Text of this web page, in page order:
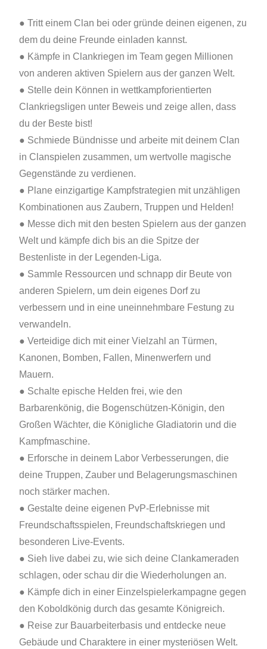
● Tritt einem Clan bei oder gründe deinen eigenen, zu
dem du deine Freunde einladen kannst.
● Kämpfe in Clankriegen im Team gegen Millionen
von anderen aktiven Spielern aus der ganzen Welt.
● Stelle dein Können in wettkampforientierten
Clankriegsligen unter Beweis und zeige allen, dass
du der Beste bist!
● Schmiede Bündnisse und arbeite mit deinem Clan
in Clanspielen zusammen, um wertvolle magische
Gegenstände zu verdienen.
● Plane einzigartige Kampfstrategien mit unzähligen
Kombinationen aus Zaubern, Truppen und Helden!
● Messe dich mit den besten Spielern aus der ganzen
Welt und kämpfe dich bis an die Spitze der
Bestenliste in der Legenden-Liga.
● Sammle Ressourcen und schnapp dir Beute von
anderen Spielern, um dein eigenes Dorf zu
verbessern und in eine uneinnehmbare Festung zu
verwandeln.
● Verteidige dich mit einer Vielzahl an Türmen,
Kanonen, Bomben, Fallen, Minenwerfern und
Mauern.
● Schalte epische Helden frei, wie den
Barbarenkönig, die Bogenschützen-Königin, den
Großen Wächter, die Königliche Gladiatorin und die
Kampfmaschine.
● Erforsche in deinem Labor Verbesserungen, die
deine Truppen, Zauber und Belagerungsmaschinen
noch stärker machen.
● Gestalte deine eigenen PvP-Erlebnisse mit
Freundschaftsspielen, Freundschaftskriegen und
besonderen Live-Events.
● Sieh live dabei zu, wie sich deine Clankameraden
schlagen, oder schau dir die Wiederholungen an.
● Kämpfe dich in einer Einzelspielerkampagne gegen
den Koboldkönig durch das gesamte Königreich.
● Reise zur Bauarbeiterbasis und entdecke neue
Gebäude und Charaktere in einer mysteriösen Welt.